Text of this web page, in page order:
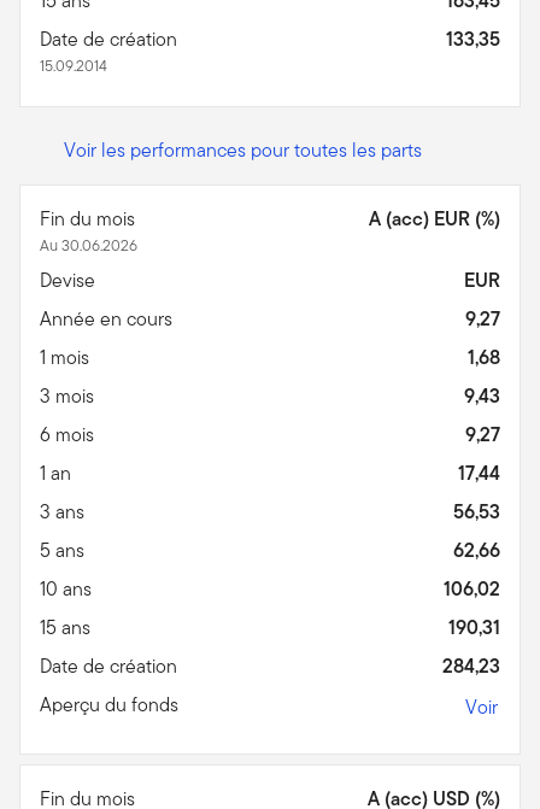
Date de création
15.09.2014
133,35
Voir les performances pour toutes les parts
Fin du mois
Au 30.06.2026
A (acc) EUR (%)
Devise
EUR
Année en cours
9,27
1 mois
1,68
3 mois
9,43
6 mois
9,27
1 an
17,44
3 ans
56,53
5 ans
62,66
10 ans
106,02
15 ans
190,31
Date de création
284,23
Aperçu du fonds
Voir
Fin du mois A (acc) USD (%)